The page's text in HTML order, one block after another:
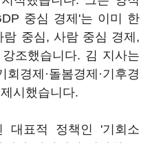
중심 경제'는 이미 한
중심, 사람 중심 경제,
조했습니다. 김 지사는
경제·돌봄경제·기후경
시했습니다.
대표적 정책인 '기회소